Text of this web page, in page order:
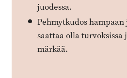
juodessa.
Pehmytkudos
saattaa olla
märkää.